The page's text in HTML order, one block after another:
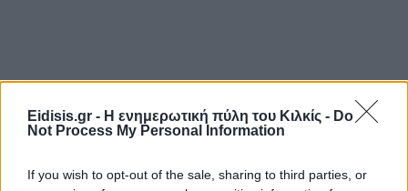
Eidisis.gr - Η ενημερωτική πύλη του Κιλκίς - Do
Not Process My Personal Information
If you wish to opt-out of the sale, sharing to third parties, or